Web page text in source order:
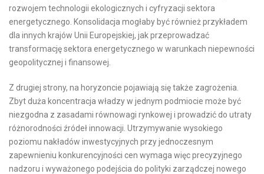
rozwojem technologii ekologicznych i cyfryzacji sektora
energetycznego. Konsolidacja mogłaby być również przykładem
dla innych krajów Unii Europejskiej, jak przeprowadzać
transformację sektora energetycznego w warunkach niepewności
geopolitycznej i finansowej.
Z drugiej strony, na horyzoncie pojawiają się także zagrożenia.
Zbyt duża koncentracja władzy w jednym podmiocie może być
niezgodna z zasadami równowagi rynkowej i prowadzić do utraty
różnorodności źródeł innowacji. Utrzymywanie wysokiego
poziomu nakładów inwestycyjnych przy jednoczesnym
zapewnieniu konkurencyjności cen wymaga więc precyzyjnego
nadzoru i wyważonego podejścia do polityki zarządczej nowego